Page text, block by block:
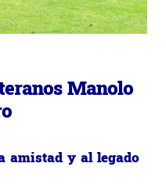
Manolo
amistad y al legado